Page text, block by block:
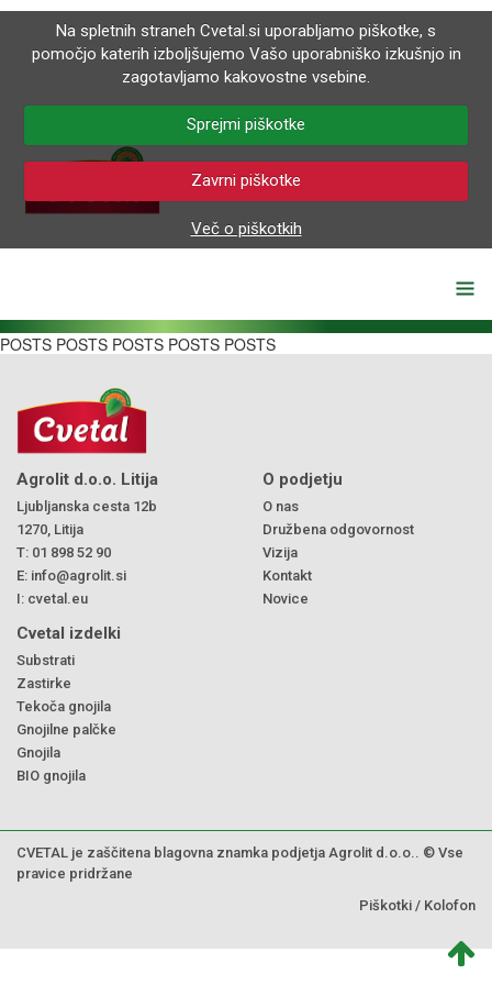
Na spletnih straneh Cvetal.si uporabljamo piškotke, s
pomočjo katerih izboljšujemo Vašo uporabniško izkušnjo in
zagotavljamo kakovostne vsebine.
Sprejmi piškotke
Zavrni piškotke
Več o piškotkih
POSTS POSTS POSTS POSTS POSTS
Agrolit d.o.o. Litija
Ljubljanska cesta 12b
1270, Litija
T: 01 898 52 90
E: info@agrolit.si
I: cvetal.eu
O podjetju
O nas
Družbena odgovornost
Vizija
Kontakt
Novice
Cvetal izdelki
Substrati
Zastirke
Tekoča gnojila
Gnojilne palčke
Gnojila
BIO gnojila
CVETAL je zaščitena blagovna znamka podjetja Agrolit d.o.o.. © Vse
pravice pridržane
Piškotki / Kolofon